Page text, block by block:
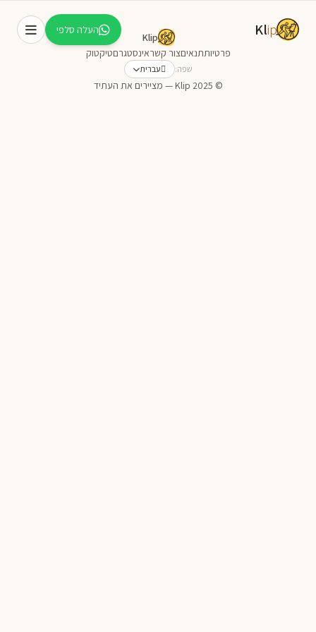
Klip העלה סלפי
Klip
פרטיותתנאיםצור קשראינסטגרםטיקטוק
שפה: עברית
© 2025 Klip — מציירים את העתיד